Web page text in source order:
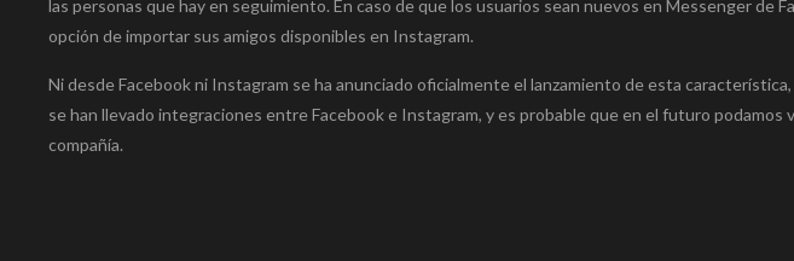
las personas que hay en seguimiento. En caso de que los usuarios sean nuevos en Messenger de
opción de importar sus amigos disponibles en Instagram.
Ni desde Facebook ni Instagram se ha anunciado oficialmente el lanzamiento de esta
se han llevado integraciones entre Facebook e Instagram, y es probable que en el futuro podamos
compañía.